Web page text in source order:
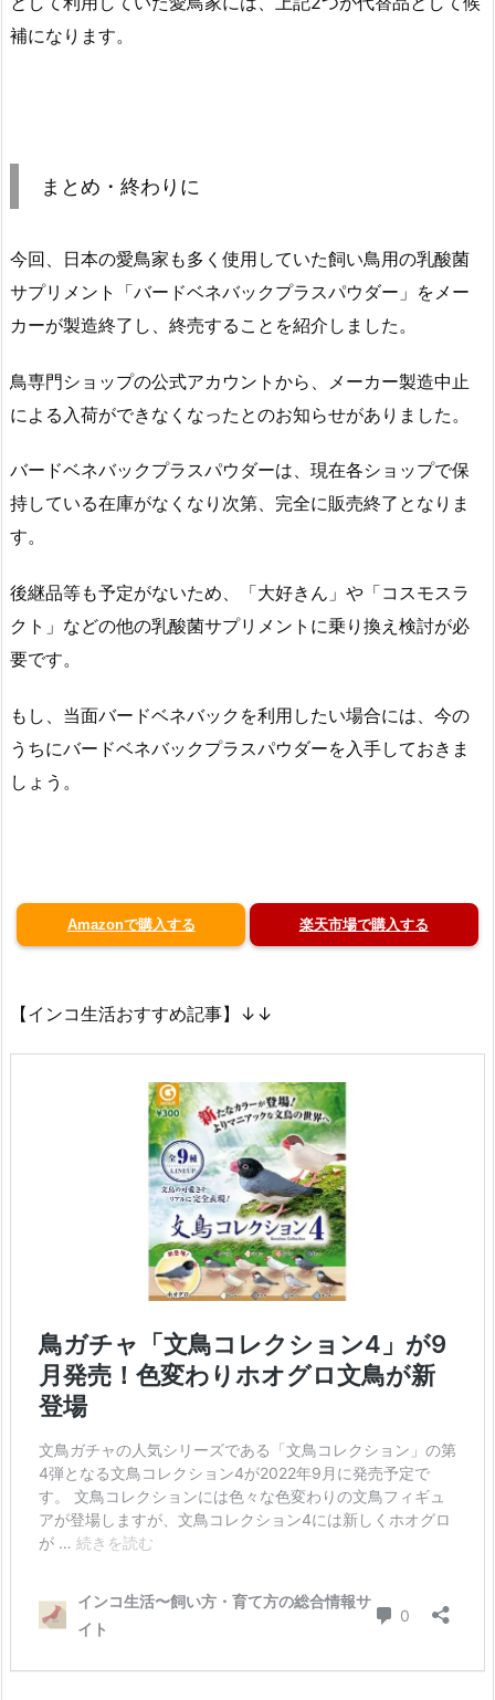
補になります。
まとめ・終わりに
今回、日本の愛鳥家も多く使用していた飼い鳥用の乳酸菌
サプリメント「バードベネバックプラスパウダー」をメー
カーが製造終了し、終売することを紹介しました。
鳥専門ショップの公式アカウントから、メーカー製造中止
による入荷ができなくなったとのお知らせがありました。
バードベネバックプラスパウダーは、現在各ショップで保
持している在庫がなくなり次第、完全に販売終了となりま
す。
後継品等も予定がないため、「大好きん」や「コスモスラ
クト」などの他の乳酸菌サプリメントに乗り換え検討が必
要です。
もし、当面バードベネバックを利用したい場合には、今の
うちにバードベネバックプラスパウダーを入手しておきま
しょう。
Amazonで購入する 楽天市場で購入する
【インコ生活おすすめ記事】↓↓